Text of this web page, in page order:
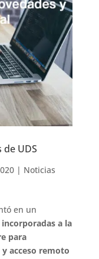
UDS
| Noticias
en un
a la
para
acceso remoto